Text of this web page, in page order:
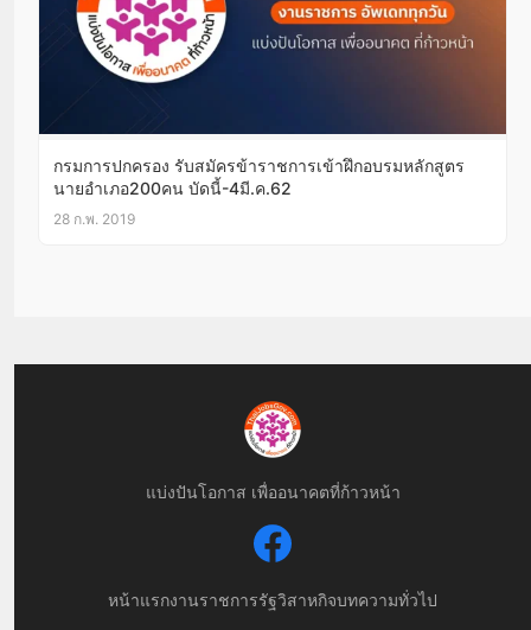
กรมการปกครอง รับสมัครข้าราชการเข้าฝึกอบรมหลักสูตร
นายอำเภอ200คน บัดนี้-4มี.ค.62
28 ก.พ. 2019
แบ่งปันโอกาส เพื่ออนาคตที่ก้าวหน้า
หน้าแรกงานราชการรัฐวิสาหกิจบทความทั่วไป